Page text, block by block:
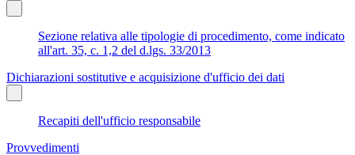
Sezione relativa alle tipologie di procedimento, come indicato
all'art. 35, c. 1,2 del d.lgs. 33/2013
Dichiarazioni sostitutive e acquisizione d'ufficio dei dati
Recapiti dell'ufficio responsabile
Provvedimenti